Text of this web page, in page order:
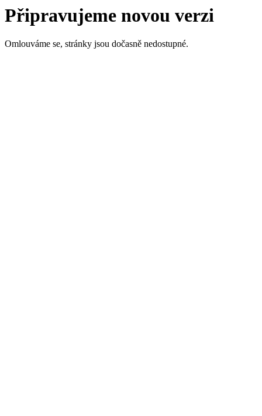
Připravujeme novou verzi
Omlouváme se, stránky jsou dočasně nedostupné.